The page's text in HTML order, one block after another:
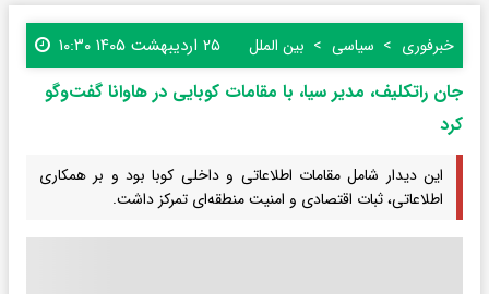
خبرفوری سیاسی بین الملل ۲۵ اردیبهشت ۱۴۰۵ ۱۰:۳۰
جان راتکلیف، مدیر سیا، با مقامات کوبایی در هاوانا گفت‌وگو
کرد
این دیدار شامل مقامات اطلاعاتی و داخلی کوبا بود و بر همکاری
اطلاعاتی، ثبات اقتصادی و امنیت منطقه‌ای تمرکز داشت.